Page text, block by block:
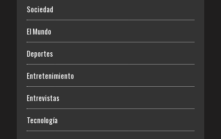
Sociedad
El Mundo
Deportes
Entretenimiento
Entrevistas
Tecnología